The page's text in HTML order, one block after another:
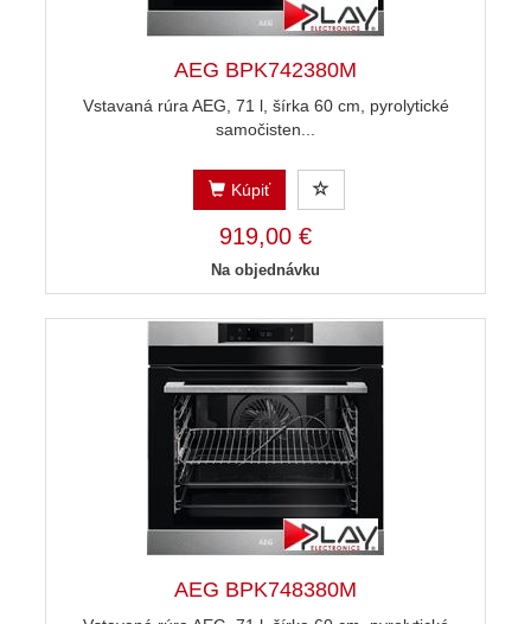
AEG BPK742380M
Vstavaná rúra AEG, 71 l, šírka 60 cm, pyrolytické
samočisten...
Kúpiť
919,00 €
Na objednávku
AEG BPK748380M